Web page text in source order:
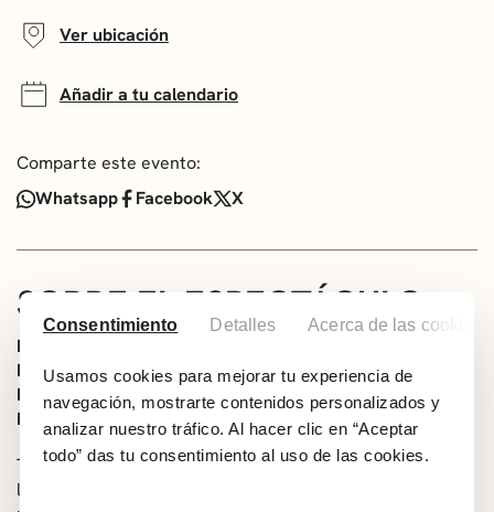
Consentimiento Detalles Acerca de las cookies
Usamos cookies para mejorar tu experiencia de
navegación, mostrarte contenidos personalizados y
analizar nuestro tráfico. Al hacer clic en “Aceptar
todo” das tu consentimiento al uso de las cookies.
Ver ubicación
Añadir a tu calendario
Comparte este evento:
Whatsapp
Facebook X
SOBRE EL ESPECTÁCULO
Dirección: Jesús Peña
Elenco: Carlos Pinedo, Blanca Izquierdo, Javier Bermejo,
Pablo Rodríguez, Luis Heras, Raúl Escudero, Alfonso
Mendiguchía, Teresa Lázaro
Tras haber puesto en escena seis textos de Calderón de
la Barca, la compañía castellana Teatro Corsario estrena